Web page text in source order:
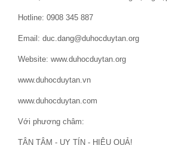
Hotline: 0908 345 887
Email: duc.dang@duhocduytan.org
Website: www.duhocduytan.org
www.duhocduytan.vn
www.duhocduytan.com
Với phương châm:
TẬN TÂM - UY TÍN - HIỆU QUẢ!